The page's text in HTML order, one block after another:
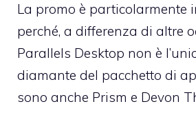
La promo è particolarmente
perché, a differenza di altre
Parallels Desktop non è
diamante del pacchetto di
sono anche Prism e Devon